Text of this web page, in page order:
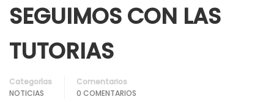
SEGUIMOS CON LAS
TUTORIAS
Categorías
NOTICIAS
Comentarios
0 COMENTARIOS